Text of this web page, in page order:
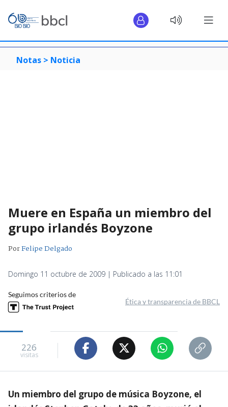
Notas > Noticia
Muere en España un miembro del
grupo irlandés Boyzone
PorFelipe Delgado
Domingo 11 octubre de 2009 | Publicado a las 11:01
Seguimos criterios de
Ética y transparencia de BBCL
226
visitas
Un miembro del grupo de música Boyzone, el